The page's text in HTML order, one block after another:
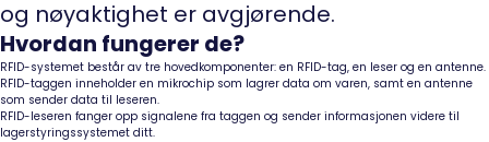
og nøyaktighet er avgjørende.
Hvordan fungerer de?
RFID-systemet består av tre hovedkomponenter: en RFID-tag, en leser og en antenne.
RFID-taggen inneholder en mikrochip som lagrer data om varen, samt en antenne
som sender data til leseren.
RFID-leseren fanger opp signalene fra taggen og sender informasjonen videre til
lagerstyringssystemet ditt.